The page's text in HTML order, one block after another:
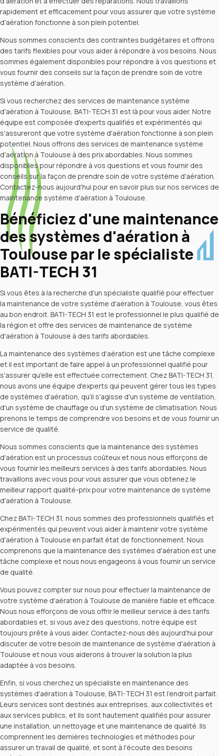
rapidement et efficacement pour vous assurer que votre système
d'aération fonctionne à son plein potentiel.
Nous sommes conscients des contraintes budgétaires et offrons
des tarifs flexibles pour vous aider à répondre à vos besoins. Nous
sommes également disponibles pour répondre à vos questions et
vous fournir des conseils sur la façon de prendre soin de votre
système d'aération.
Si vous recherchez des services de maintenance système
d'aération à Toulouse, BATI-TECH 31 est là pour vous aider. Notre
équipe est composée d'experts qualifiés et expérimentés qui
s'assureront que votre système d'aération fonctionne à son plein
potentiel. Nous offrons des services de maintenance système
d'aération à Toulouse à des prix abordables. Nous sommes
disponibles pour répondre à vos questions et vous fournir des
conseils sur la façon de prendre soin de votre système d'aération.
Contactez-nous aujourd'hui pour en savoir plus sur nos services de
maintenance système d'aération à Toulouse.
Bénéficiez d'une maintenance
des systèmes d'aération à
Toulouse par le spécialiste
BATI-TECH 31
Si vous êtes à la recherche d'un spécialiste qualifié pour effectuer
la maintenance de votre système d'aération à Toulouse, vous êtes
au bon endroit. BATI-TECH 31 est le professionnel le plus qualifié de
la région et offre des services de maintenance de système
d'aération à Toulouse à des tarifs abordables.
La maintenance des systèmes d'aération est une tâche complexe
et il est important de faire appel à un professionnel qualifié pour
s'assurer qu'elle est effectuée correctement. Chez BATI-TECH 31,
nous avons une équipe d'experts qui peuvent gérer tous les types
de systèmes d'aération, qu'il s'agisse d'un système de ventilation,
d'un système de chauffage ou d'un système de climatisation. Nous
prenons le temps de comprendre vos besoins et de vous fournir un
service de qualité.
Nous sommes conscients que la maintenance des systèmes
d'aération est un processus coûteux et nous nous efforçons de
vous fournir les meilleurs services à des tarifs abordables. Nous
travaillons avec vous pour vous assurer que vous obtenez le
meilleur rapport qualité-prix pour votre maintenance de système
d'aération à Toulouse.
Chez BATI-TECH 31, nous sommes des professionnels qualifiés et
expérimentés qui peuvent vous aider à maintenir votre système
d'aération à Toulouse en parfait état de fonctionnement. Nous
comprenons que la maintenance des systèmes d'aération est une
tâche complexe et nous nous engageons à vous fournir un service
de qualité.
Vous pouvez compter sur nous pour effectuer la maintenance de
votre système d'aération à Toulouse de manière fiable et efficace.
Nous nous efforçons de vous offrir le meilleur service à des tarifs
abordables et, si vous avez des questions, notre équipe est
toujours prête à vous aider. Contactez-nous dès aujourd'hui pour
discuter de votre besoin de maintenance de système d'aération à
Toulouse et nous vous aiderons à trouver la solution la plus
adaptée à vos besoins.
Enfin, si vous cherchez un spécialiste en maintenance des
systèmes d'aération à Toulouse, BATI-TECH 31 est l'endroit parfait.
Leurs services sont destinés aux entreprises, aux collectivités et
aux services publics, et ils sont hautement qualifiés pour assurer
une installation, un nettoyage et une maintenance de qualité. Ils
comprennent les dernières technologies et méthodes pour
assurer un travail de qualité, et sont à l'écoute des besoins